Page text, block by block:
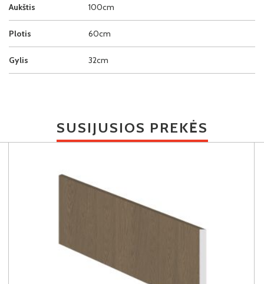
Aukštis 100cm
Plotis 60cm
Gylis 32cm
SUSIJUSIOS PREKĖS